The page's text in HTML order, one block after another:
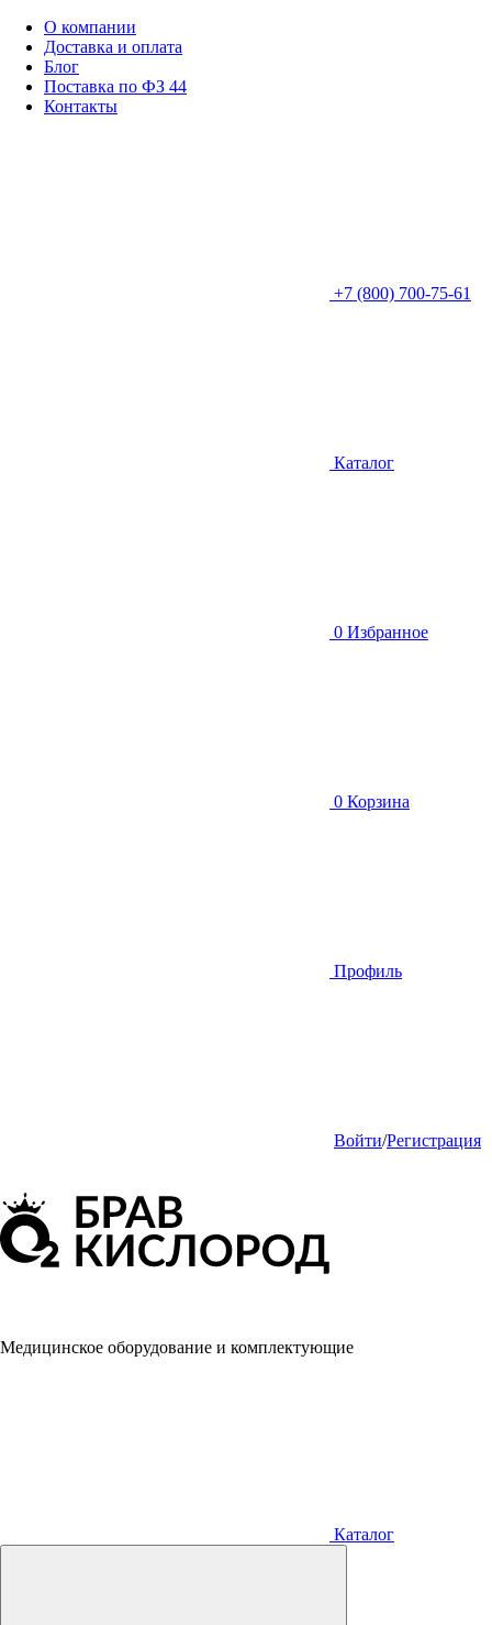
О компании
Доставка и оплата
Блог
Поставка по ФЗ 44
Контакты
+7 (800) 700-75-61
Каталог
0 Избранное
0 Корзина
Профиль
Войти/Регистрация
Медицинское оборудование и комплектующие
Каталог